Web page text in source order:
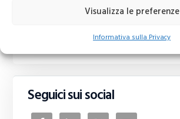
Visualizza le preferenze
Informativa sulla Privacy
vende in Borsa? La
guida completa
Seguici sui social